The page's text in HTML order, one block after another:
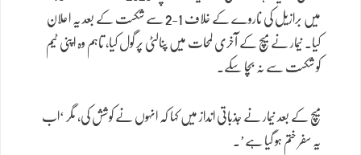
میں برازیل کی ناروے کے خلاف 1-2 سے شکست کے بعد یہ اعلان
کیا۔ نیمار نے میچ کے آخری لمحات میں پنالٹی پر گول کیا، تاہم وہ اپنی ٹیم
کو شکست سے نہ بچا سکے۔
میچ کے بعد نیمار نے جذباتی انداز میں کہا کہ انہوں نے کوشش کی، مگر ‘اب
یہ سفر ختم ہو گیا ہے’۔